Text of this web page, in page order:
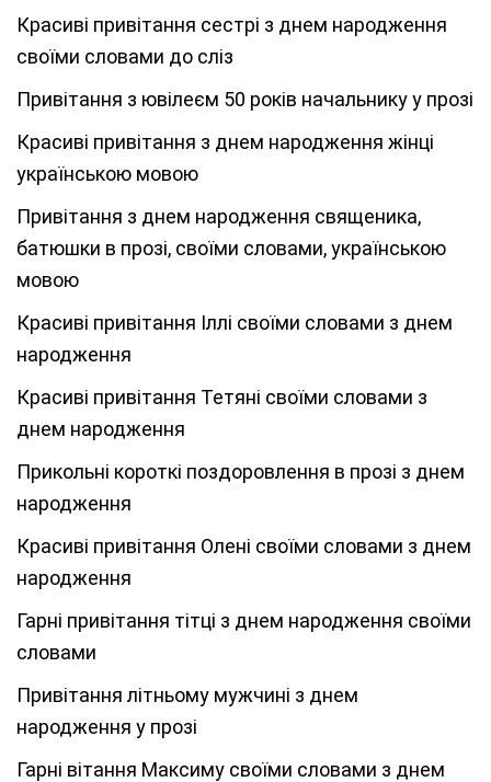
Красиві привітання сестрі з днем народження
своїми словами до сліз
Привітання з ювілеєм 50 років начальнику у прозі
Красиві привітання з днем народження жінці
українською мовою
Привітання з днем народження священика,
батюшки в прозі, своїми словами, українською
мовою
Красиві привітання Іллі своїми словами з днем
народження
Красиві привітання Тетяні своїми словами з
днем народження
Прикольні короткі поздоровлення в прозі з днем
народження
Красиві привітання Олені своїми словами з днем
народження
Гарні привітання тітці з днем народження своїми
словами
Привітання літньому мужчині з днем
народження у прозі
Гарні вітання Максиму своїми словами з днем